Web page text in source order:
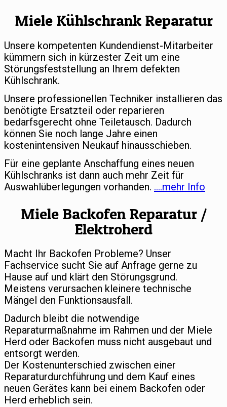
Miele Kühlschrank Reparatur
Unsere kompetenten Kundendienst-Mitarbeiter
kümmern sich in kürzester Zeit um eine
Störungsfeststellung an Ihrem defekten
Kühlschrank.
Unsere professionellen Techniker installieren das
benötigte Ersatzteil oder reparieren
bedarfsgerecht ohne Teiletausch. Dadurch
können Sie noch lange Jahre einen
kostenintensiven Neukauf hinausschieben.
Für eine geplante Anschaffung eines neuen
Kühlschranks ist dann auch mehr Zeit für
Auswahlüberlegungen vorhanden. ….mehr Info
Miele Backofen Reparatur /
Elektroherd
Macht Ihr Backofen Probleme? Unser
Fachservice sucht Sie auf Anfrage gerne zu
Hause auf und klärt den Störungsgrund.
Meistens verursachen kleinere technische
Mängel den Funktionsausfall.
Dadurch bleibt die notwendige
Reparaturmaßnahme im Rahmen und der Miele
Herd oder Backofen muss nicht ausgebaut und
entsorgt werden.
Der Kostenunterschied zwischen einer
Reparaturdurchführung und dem Kauf eines
neuen Gerätes kann bei einem Backofen oder
Herd erheblich sein.